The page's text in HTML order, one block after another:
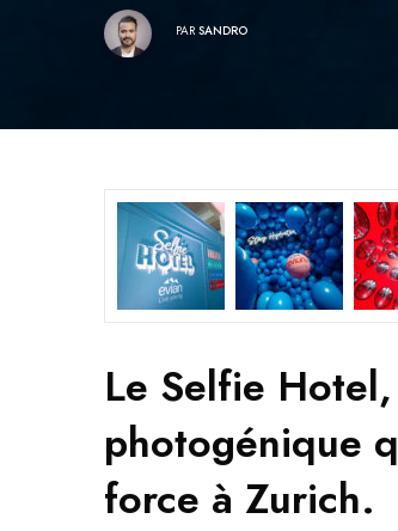
PAR SANDRO
Le Selfie
photogénique
force à Zurich.